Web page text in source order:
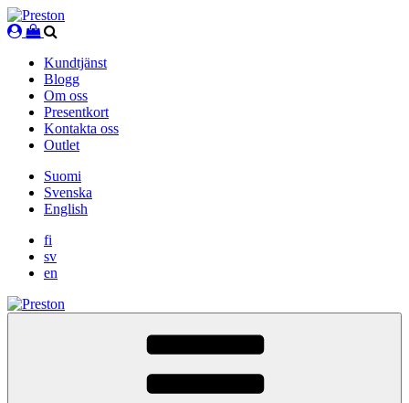
Skip
to
Kundtjänst
Blogg
Om oss
Presentkort
Kontakta oss
Outlet
Suomi
Svenska
English
fi
sv
en